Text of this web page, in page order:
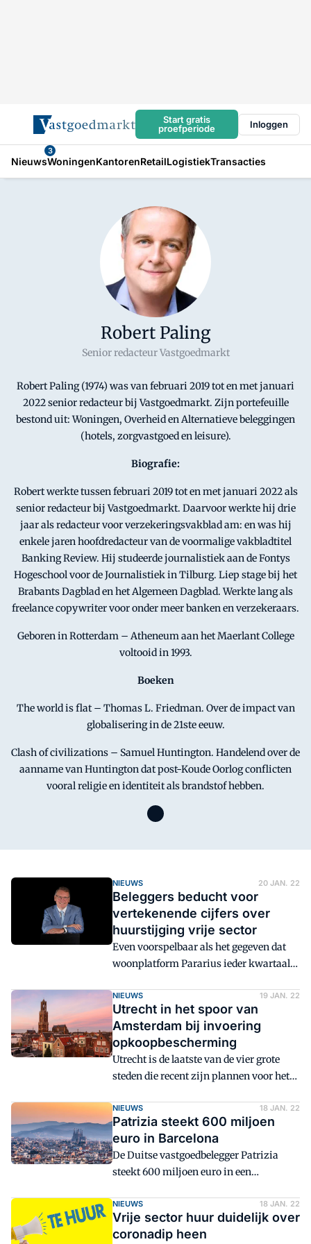
Start gratis
proefperiode
Inloggen
Nieuws
3
WoningenKantorenRetailLogistiekTransacties
Robert Paling
Senior redacteur Vastgoedmarkt
Robert Paling (1974) was van februari 2019 tot en met januari
2022 senior redacteur bij Vastgoedmarkt. Zijn portefeuille
bestond uit: Woningen, Overheid en Alternatieve beleggingen
(hotels, zorgvastgoed en leisure).
Biografie:
Robert werkte tussen februari 2019 tot en met januari 2022 als
senior redacteur bij Vastgoedmarkt. Daarvoor werkte hij drie
jaar als redacteur voor verzekeringsvakblad am: en was hij
enkele jaren hoofdredacteur van de voormalige vakbladtitel
Banking Review. Hij studeerde journalistiek aan de Fontys
Hogeschool voor de Journalistiek in Tilburg. Liep stage bij het
Brabants Dagblad en het Algemeen Dagblad. Werkte lang als
freelance copywriter voor onder meer banken en verzekeraars.
Geboren in Rotterdam – Atheneum aan het Maerlant College
voltooid in 1993.
Boeken
The world is flat – Thomas L. Friedman. Over de impact van
globalisering in de 21ste eeuw.
Clash of civilizations – Samuel Huntington. Handelend over de
aanname van Huntington dat post-Koude Oorlog conflicten
vooral religie en identiteit als brandstof hebben.
NIEUWS 20 JAN. 22
Beleggers beducht voor
vertekenende cijfers over
huurstijging vrije sector
Even voorspelbaar als het gegeven dat
woonplatform Pararius ieder kwartaal
indiceert, is de reactie van de
woningbeleggers hierop. Volgens IVBN
en Vastgoed Belang vertellen de cijfers
niet het hele verhaal en is over de gehele
linie nog geen sprake van bovenmatige
huurstijging.
NIEUWS 19 JAN. 22
Utrecht in het spoor van
Amsterdam bij invoering
opkoopbescherming
Utrecht is de laatste van de vier grote
steden die recent zijn plannen voor het
bekend heeft gemaakt. De Domstad
kiest net als Amsterdam voor een hoge
WOZ-waarde als grens voor het
opkoopverbod en voor een stadsbrede
invoering.
NIEUWS 18 JAN. 22
Patrizia steekt 600 miljoen
euro in Barcelona
De Duitse vastgoedbelegger Patrizia
steekt 600 miljoen euro in een
Barcelona. De woningen vallen onder
Patrizia's residentiële vlaggenschip: het
Living Cities fonds.
NIEUWS 18 JAN. 22
Vrije sector huur duidelijk over
coronadip heen